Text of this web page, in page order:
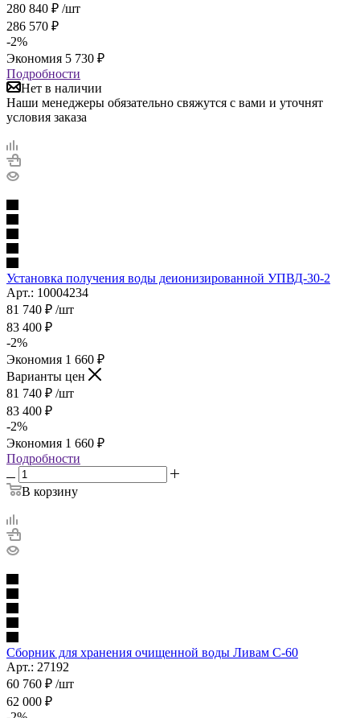
280 840 ₽ /шт
286 570 ₽
-2%
Экономия 5 730 ₽
Подробности
Нет в наличии
Наши менеджеры обязательно свяжутся с вами и уточнят
условия заказа
Установка получения воды деионизированной УПВД-30-2
Арт.: 10004234
81 740 ₽ /шт
83 400 ₽
-2%
Экономия 1 660 ₽
Варианты цен
81 740 ₽ /шт
83 400 ₽
-2%
Экономия 1 660 ₽
Подробности
В корзину
Сборник для хранения очищенной воды Ливам С-60
Арт.: 27192
60 760 ₽ /шт
62 000 ₽